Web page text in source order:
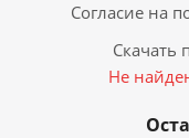
Согласие на
Скачать
Не